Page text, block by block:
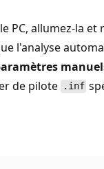
PC, allumez-la et
l'analyse
de pilote .inf